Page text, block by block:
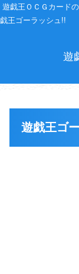
遊戯王ＯＣＧカード
戯王ゴーラッシュ!!
遊
遊戯王ゴ